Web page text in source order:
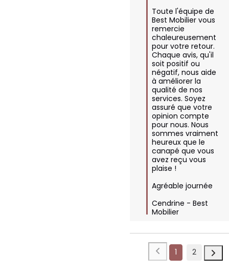
Toute l'équipe de
Best Mobilier vous
remercie
chaleureusement
pour votre retour.
Chaque avis, qu'il
soit positif ou
négatif, nous aide
à améliorer la
qualité de nos
services. Soyez
assuré que votre
opinion compte
pour nous. Nous
sommes vraiment
heureux que le
canapé que vous
avez reçu vous
plaise !
Agréable journée
Cendrine - Best
Mobilier
1 2